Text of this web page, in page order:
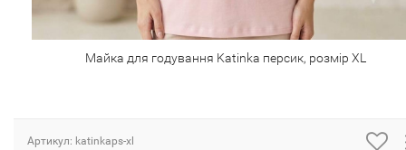
Майка для годування Katinka персик, розмір XL
Артикул: katinkaps-xl